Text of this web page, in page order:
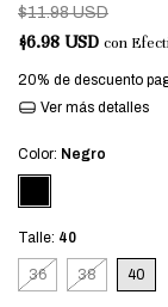
$11.98 USD
$6.98 USD con
20% de descuento
Ver más detalles
Color: Negro
Talle: 40
36 38 40